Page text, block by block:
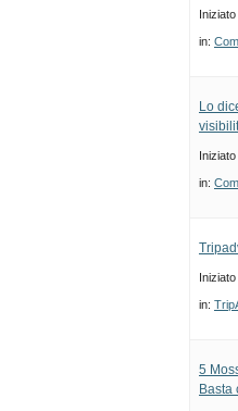
in:
Lo
in:
in:
5
Basta